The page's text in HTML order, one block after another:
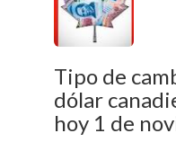
Tipo de
dólar
hoy 1 de